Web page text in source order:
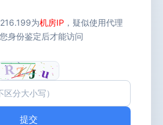
为机房IP ，疑似使用代理
身份鉴定后才能访问
提交